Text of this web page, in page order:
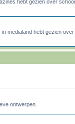
hebt gezien over
medialand hebt gezien
ontwerpen.